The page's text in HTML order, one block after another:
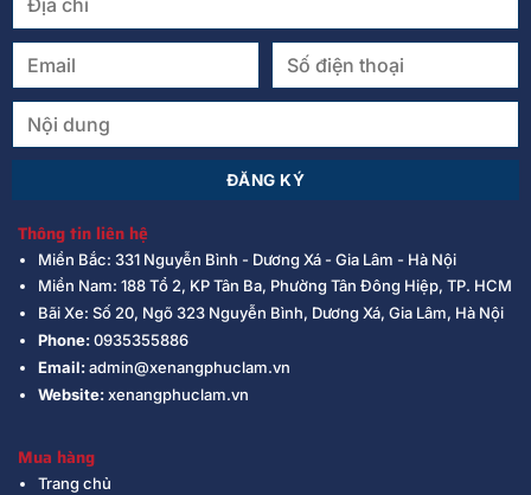
Thông tin liên hệ
Miền Bắc: 331 Nguyễn Bình - Dương Xá - Gia Lâm - Hà Nội
Miền Nam: 188 Tổ 2, KP Tân Ba, Phường Tân Đông Hiệp, TP. HCM
Bãi Xe: Số 20, Ngõ 323 Nguyễn Bình, Dương Xá, Gia Lâm, Hà Nội
Phone:0935355886
Email:admin@xenangphuclam.vn
Website:xenangphuclam.vn
Mua hàng
Trang chủ